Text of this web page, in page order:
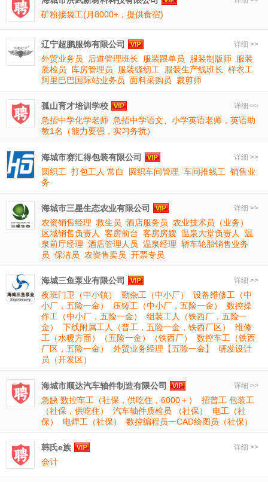
矿粉接袋工(月8000+，提供食宿)
详细 >>
辽宁超鹏服饰有限公司
外贸业务员
后道管理班长 服装跟单员 服装制版师 服装
质检员
库房管理员 服装缝纫工 服装生产线班长 样衣工
阿里巴巴国际站业务员 面料采购员 裁剪师
详细 >>
孤山育才培训学校
急招中学化学老师 急招中学语文、小学英语老师，英语助
教1名（能力要强，实习务扰）
详细 >>
海城市赛汇得包装有限公司
圆织工 打包工人 常白 圆织车间管理 车间推线工 销售业
务
详细 >>
海城市三星生态农业有限公司
农资销售经理 救生员 酒店服务员
农业技术员（业务）
区域销售负责人
客房前台 客房房嫂 温泉大堂负责人
温
泉前厅经理 酒店管理人员 温泉经理 轿车轮胎销售业务
员 保洁员 农资售卖员 开票专员
详细 >>
海城三鱼泵业有限公司
夜班门卫（中小镇）
勤杂工（中小厂）
设备维修工（中
小厂，五险一金）
压铸工（中小厂，五险一金）
数控操
作工（中小厂，五险一金）
组装工人（铁西厂，五险一
金）
下线附属工人（普工，五险一金，铁西厂区）
维修
工（水暖方面）（五险一金）（铁西厂）
数控车工（铁西
厂区，五险一金）
外贸业务经理【五险一金】
研发设计
员（开发区）
详细 >>
海城市顺达汽车轴件制造有限公司
急缺 数控车工（社保，供吃住，6000＋）
招普工 包装工
（社保，供吃住）
汽车轴件质检员 （社保）
电工（社
保）
电焊工（社保） 数控编程员一CAD绘图员（社保）
详细 >>
韩氏e族
会计